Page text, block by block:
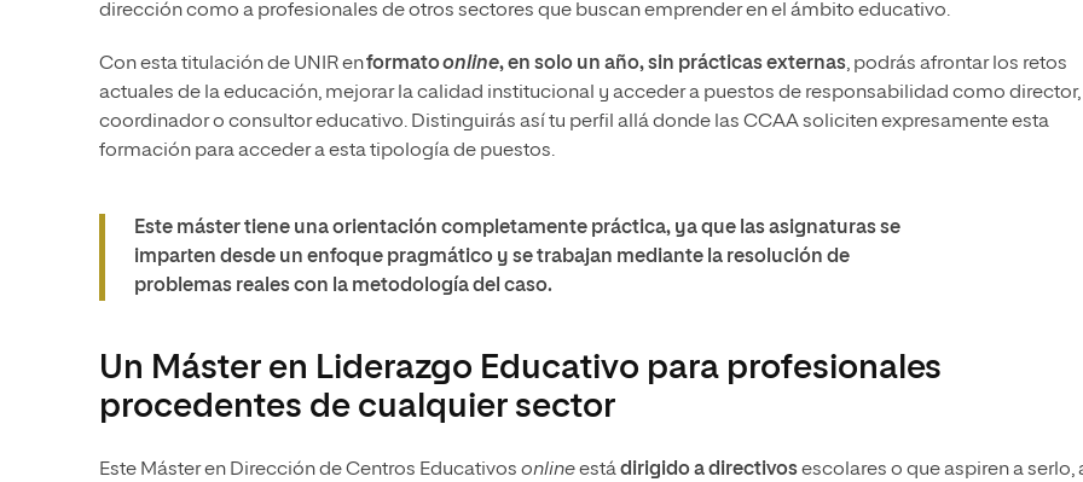
dirección como a profesionales de otros sectores que buscan emprender en el ámbito educativo.
Con esta titulación de UNIR enformatoonline, en solo un año, sin prácticas externas, podrás afrontar los retos
actuales de la educación, mejorar la calidad institucional y acceder a puestos de responsabilidad como director,
coordinador o consultor educativo. Distinguirás así tu perfil allá donde las CCAA soliciten expresamente esta
formación para acceder a esta tipología de puestos.
Este máster tiene una orientación completamente práctica, ya que las asignaturas se
imparten desde un enfoque pragmático y se trabajan mediante la resolución de
problemas reales con la metodología del caso.
Un Máster en Liderazgo Educativo para profesionales
procedentes de cualquier sector
Este Máster en Dirección de Centros Educativos onlineestádirigido a directivosescolares o que aspiren a serlo,